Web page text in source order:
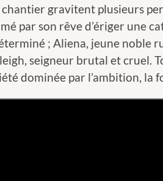
gravitent plusieurs
par son rêve d’ériger une
; Aliena, jeune noble
seigneur brutal et cruel.
dominée par l’ambition, la